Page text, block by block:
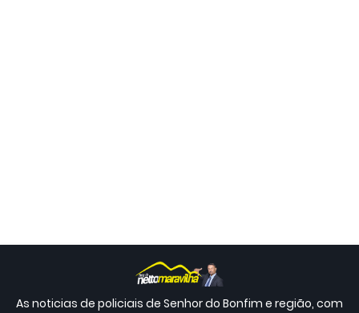
As noticias de policiais de Senhor do Bonfim e região, com